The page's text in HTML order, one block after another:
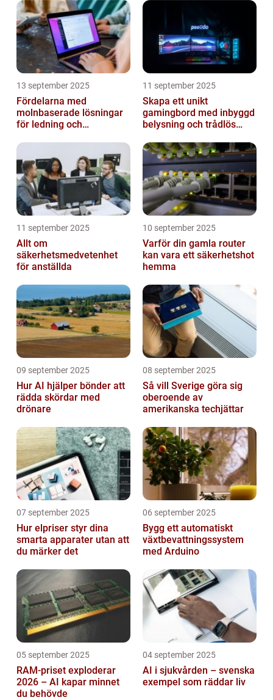
13 september 2025
Fördelarna med
molnbaserade lösningar
för ledning och
11 september 2025
Skapa ett unikt
gamingbord med inbyggd
belysning och trådlös
11 september 2025
Allt om
säkerhetsmedvetenhet
för anställda
10 september 2025
Varför din gamla router
kan vara ett säkerhetshot
hemma
09 september 2025
Hur AI hjälper bönder att
rädda skördar med
drönare
08 september 2025
Så vill Sverige göra sig
oberoende av
amerikanska techjättar
07 september 2025
Hur elpriser styr dina
smarta apparater utan att
du märker det
06 september 2025
Bygg ett automatiskt
växtbevattningssystem
med Arduino
05 september 2025
RAM-priset exploderar
2026 – AI kapar minnet
du behövde
04 september 2025
AI i sjukvården – svenska
exempel som räddar liv